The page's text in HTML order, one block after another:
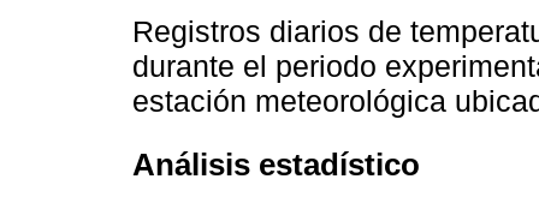
Registros diarios de
durante el periodo
estación meteorológica
Análisis estadístico